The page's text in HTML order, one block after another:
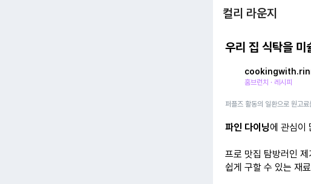
컬리 라운지
우리 집 식탁을 미
홈브런치 · 레시피
퍼플즈 활동의 일환으로 원고
파인 다이닝에 관심이
프로 맛집 탐방러인
쉽게 구할 수 있는 재